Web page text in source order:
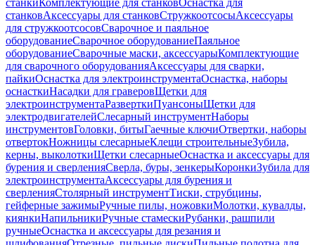
станкиКомплектующие для станковОснастка для
станковАксессуары для станковСтружкоотсосыАксессуары
для стружкоотсосовСварочное и паяльное
оборудованиеСварочное оборудованиеПаяльное
оборудованиеСварочные маски, аксессуарыКомплектующие
для сварочного оборудованияАксессуары для сварки,
пайкиОснастка для электроинструментаОснастка, наборы
оснасткиНасадки для граверовЩетки для
электроинструментаРазверткиПуансоныЩетки для
электродвигателейСлесарный инструментНаборы
инструментовГоловки, битыГаечные ключиОтвертки, наборы
отвертокНожницы слесарныеКлещи строительныеЗубила,
керны, выколоткиЩетки слесарныеОснастка и аксессуары для
бурения и сверленияСверла, буры, зенкерыКоронкиЗубила для
электроинструментаАксессуары для бурения и
сверленияСтолярный инструментТиски, струбцины,
гейферные зажимыРучные пилы, ножовкиМолотки, кувалды,
киянкиНапильникиРучные стамескиРубанки, рашпили
ручныеОснастка и аксессуары для резания и